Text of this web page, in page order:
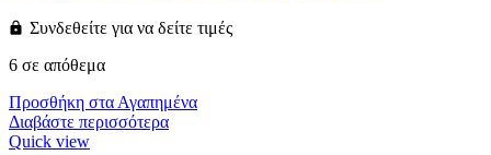
Συνδεθείτε για να δείτε τιμές
6 σε απόθεμα
Προσθήκη στα Αγαπημένα
Διαβάστε περισσότερα
Quick view